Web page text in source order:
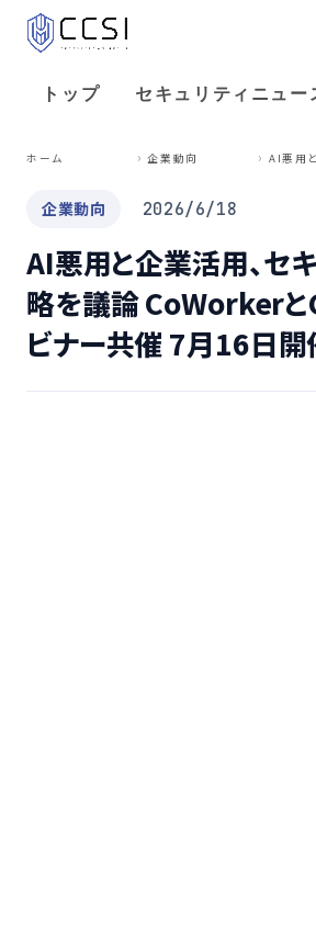
トップ セキュリティニュー
ホーム 企業動向
企業動向 2026/6/18
AI悪用と企業活用、セ
略を議論 CoWorkerと
ビナー共催 7月16日開